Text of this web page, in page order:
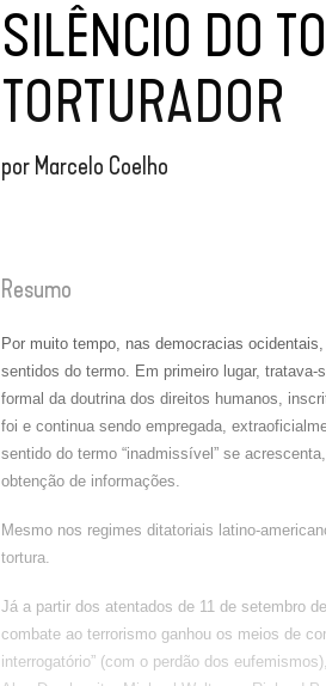
SILÊNCIO DO
TORTURADOR
por Marcelo Coelho
Resumo
Por muito tempo, nas democracias
sentidos do termo. Em primeiro lugar,
formal da doutrina dos direitos humanos,
foi e continua sendo empregada,
sentido do termo “inadmissível” se
obtenção de informações.
Mesmo nos regimes ditatoriais latino-
tortura.
Já a partir dos atentados de 11 de setembro
combate ao terrorismo ganhou os meios de
interrogatório” (com o perdão dos